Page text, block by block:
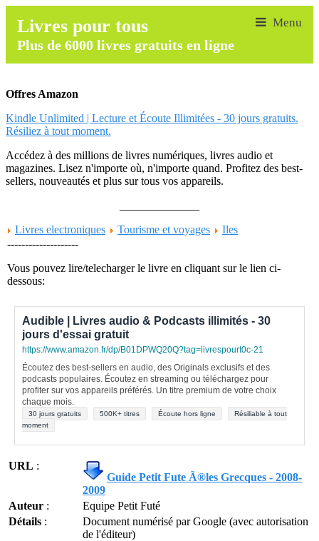
Livres pour tous
Plus de 6000 livres gratuits en ligne
Offres Amazon
Kindle Unlimited | Lecture et Écoute Illimitées - 30 jours gratuits.
Résiliez à tout moment.
Accédez à des millions de livres numériques, livres audio et
magazines. Lisez n'importe où, n'importe quand. Profitez des best-
sellers, nouveautés et plus sur tous vos appareils.
Livres electroniques
Tourisme et voyages
Iles
--------------------
Vous pouvez lire/telecharger le livre en cliquant sur le lien ci-
dessous:
Audible | Livres audio & Podcasts illimités - 30
jours d'essai gratuit
https://www.amazon.fr/dp/B01DPWQ20Q?tag=livrespourt0c-21
Écoutez des best-sellers en audio, des Originals exclusifs et des
podcasts populaires. Écoutez en streaming ou téléchargez pour
profiter sur vos appareils préférés. Un titre premium de votre choix
chaque mois.
30 jours gratuits 500K+ titres Écoute hors ligne
Résiliable à tout
moment
URL :
Guide Petit Fute Ã®les Grecques - 2008-
2009
Auteur :
Equipe Petit Futé
Détails :
Document numérisé par Google (avec autorisation
de l'éditeur)